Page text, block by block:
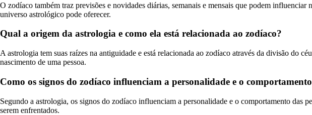
O zodíaco também traz previsões e novidades diárias, semanais e mensais que podem
universo astrológico pode oferecer.
Qual a origem da astrologia e como ela está relacionada ao zodíaco?
A astrologia tem suas raízes na antiguidade e está relacionada ao zodíaco através da divisão do
nascimento de uma pessoa.
Como os signos do zodíaco influenciam a personalidade e o comportamento
Segundo a astrologia, os signos do zodíaco influenciam a personalidade e o comportamento das
serem enfrentados.